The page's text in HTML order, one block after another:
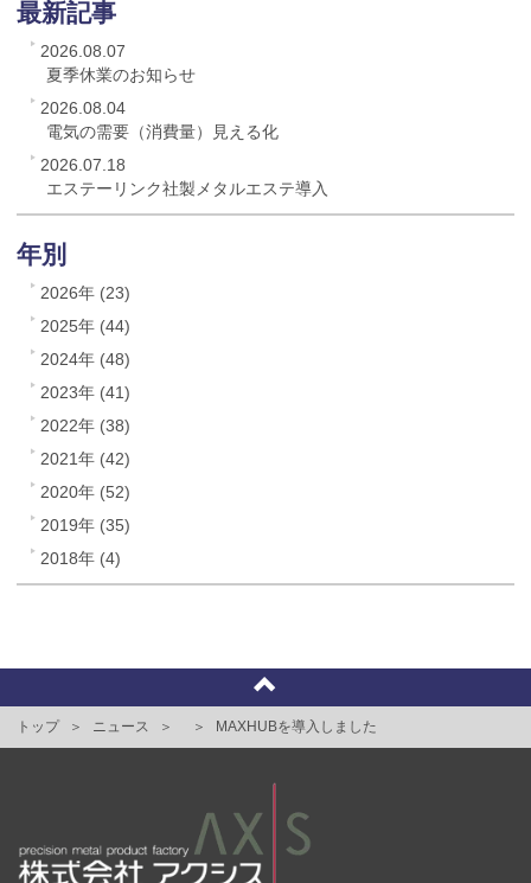
最新記事
2026.08.07
夏季休業のお知らせ
2026.08.04
電気の需要（消費量）見える化
2026.07.18
エステーリンク社製メタルエステ導入
年別
2026年 (23)
2025年 (44)
2024年 (48)
2023年 (41)
2022年 (38)
2021年 (42)
2020年 (52)
2019年 (35)
2018年 (4)
トップ ニュース MAXHUBを導入しました